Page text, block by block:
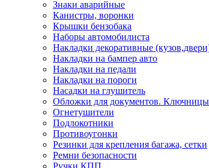
Знаки аварийные
Канистры, воронки
Крышки бензобака
Наборы автомобилиста
Накладки декоративные
Накладки на бампер авто
Накладки на педали
Накладки на пороги
Насадки на глушитель
Обложки для документов.
Огнетушители
Подлокотники
Противоугонки
Резинки для крепления багажа, сетки
Ремни безопасности
Ручки КПП